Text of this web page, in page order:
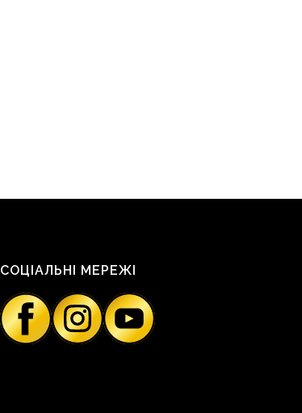
СОЦІАЛЬНІ МЕРЕЖІ